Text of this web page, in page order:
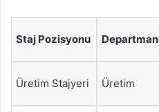
Staj Pozisyonu Departman
Üretim Stajyeri Üretim